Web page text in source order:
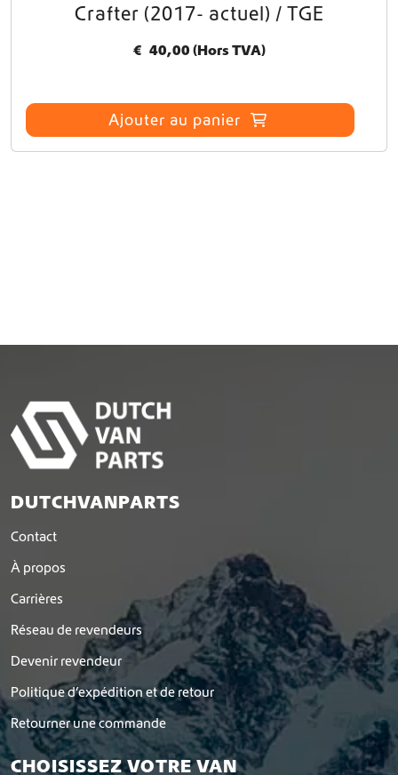
Crafter (2017- actuel) / TGE
€ 40,00 (Hors TVA)
Ajouter au panier
DUTCHVANPARTS
Contact
À propos
Carrières
Réseau de revendeurs
Devenir revendeur
Politique d’expédition et de retour
Retourner une commande
CHOISISSEZ VOTRE VAN